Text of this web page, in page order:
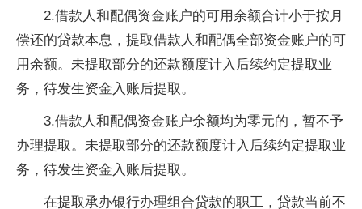
2.借款人和配偶资金账户的可用余额合计小于按月
偿还的贷款本息，提取借款人和配偶全部资金账户的可
用余额。未提取部分的还款额度计入后续约定提取业
务，待发生资金入账后提取。
3.借款人和配偶资金账户余额均为零元的，暂不予
办理提取。未提取部分的还款额度计入后续约定提取业
务，待发生资金入账后提取。
在提取承办银行办理组合贷款的职工，贷款当前不